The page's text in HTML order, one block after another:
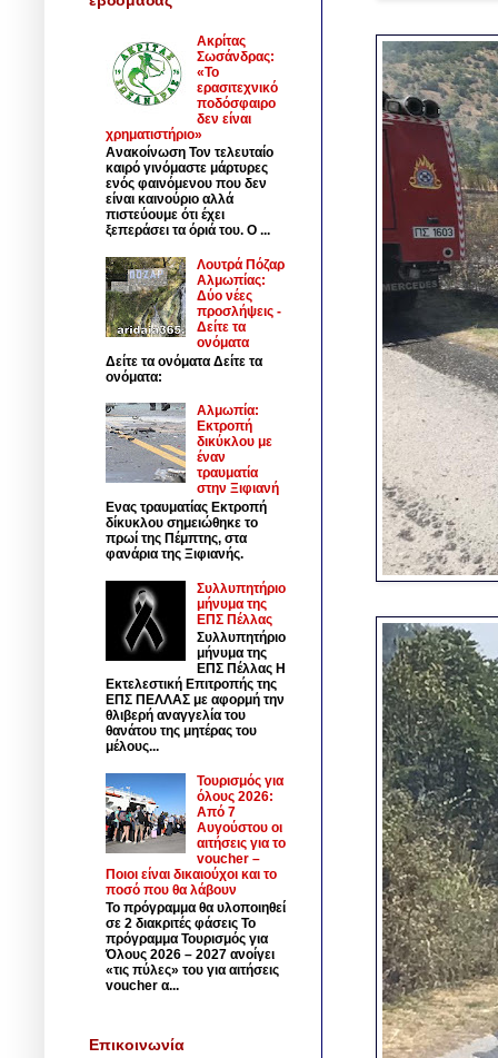
Ακρίτας
Σωσάνδρας:
«Το
ερασιτεχνικό
ποδόσφαιρο
δεν είναι
χρηματιστήριο»
Ανακοίνωση Τον τελευταίο
καιρό γινόμαστε μάρτυρες
ενός φαινόμενου που δεν
είναι καινούριο αλλά
πιστεύουμε ότι έχει
ξεπεράσει τα όριά του. Ο ...
Λουτρά Πόζαρ
Αλμωπίας:
Δύο νέες
προσλήψεις -
Δείτε τα
ονόματα
Δείτε τα ονόματα Δείτε τα
ονόματα:
Αλμωπία:
Εκτροπή
δικύκλου με
έναν
τραυματία
στην Ξιφιανή
Ενας τραυματίας Εκτροπή
δίκυκλου σημειώθηκε το
πρωί της Πέμπτης, στα
φανάρια της Ξιφιανής.
Συλλυπητήριο
μήνυμα της
ΕΠΣ Πέλλας
Συλλυπητήριο
μήνυμα της
ΕΠΣ Πέλλας Η
Εκτελεστική Επιτροπής της
ΕΠΣ ΠΕΛΛΑΣ με αφορμή την
θλιβερή αναγγελία του
θανάτου της μητέρας του
μέλους...
Τουρισμός για
όλους 2026:
Από 7
Αυγούστου οι
αιτήσεις για το
voucher –
Ποιοι είναι δικαιούχοι και το
ποσό που θα λάβουν
Το πρόγραμμα θα υλοποιηθεί
σε 2 διακριτές φάσεις Το
πρόγραμμα Τουρισμός για
Όλους 2026 – 2027 ανοίγει
«τις πύλες» του για αιτήσεις
voucher α...
Επικοινωνία